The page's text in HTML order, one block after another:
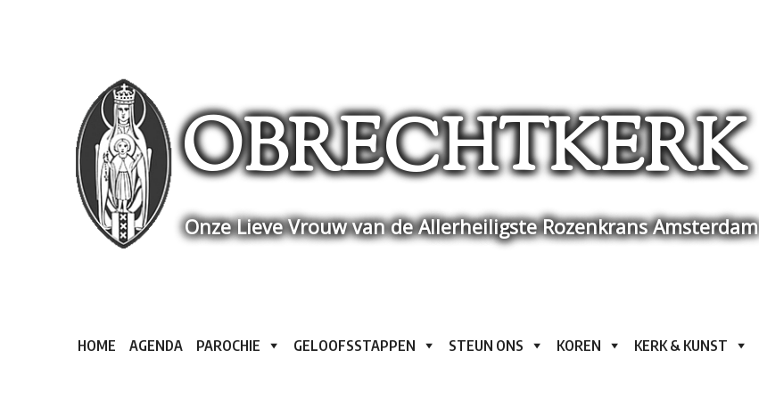
OBRECHTKERK
Onze Lieve Vrouw van de Allerheiligste Rozenkrans Amsterdam
HOME AGENDA PAROCHIE GELOOFSSTAPPEN STEUN ONS KOREN KERK & KUNST